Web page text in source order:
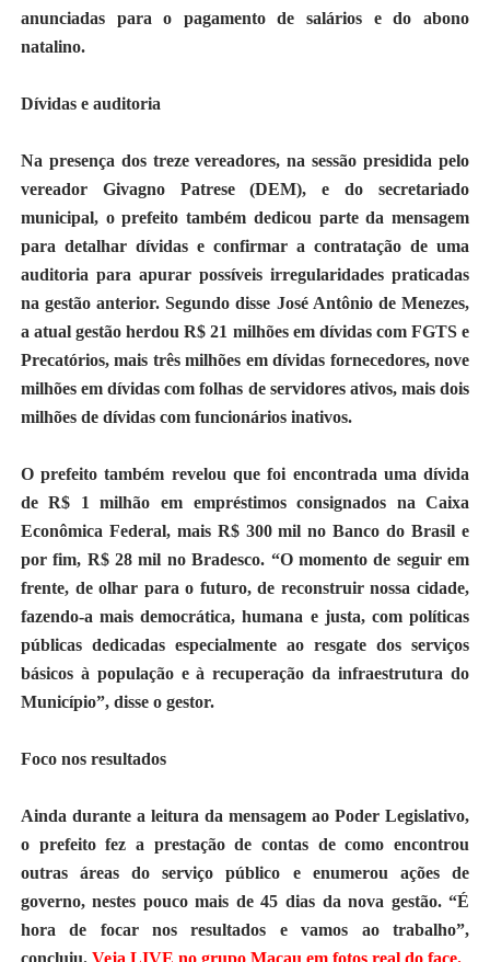
anunciadas para o pagamento de salários e do abono
natalino.
Dívidas e auditoria
Na presença dos treze vereadores, na sessão presidida pelo
vereador Givagno Patrese (DEM), e do secretariado
municipal, o prefeito também dedicou parte da mensagem
para detalhar dívidas e confirmar a contratação de uma
auditoria para apurar possíveis irregularidades praticadas
na gestão anterior. Segundo disse José Antônio de Menezes,
a atual gestão herdou R$ 21 milhões em dívidas com FGTS e
Precatórios, mais três milhões em dívidas fornecedores, nove
milhões em dívidas com folhas de servidores ativos, mais dois
milhões de dívidas com funcionários inativos.
O prefeito também revelou que foi encontrada uma dívida
de R$ 1 milhão em empréstimos consignados na Caixa
Econômica Federal, mais R$ 300 mil no Banco do Brasil e
por fim, R$ 28 mil no Bradesco. “O momento de seguir em
frente, de olhar para o futuro, de reconstruir nossa cidade,
fazendo-a mais democrática, humana e justa, com políticas
públicas dedicadas especialmente ao resgate dos serviços
básicos à população e à recuperação da infraestrutura do
Município”, disse o gestor.
Foco nos resultados
Ainda durante a leitura da mensagem ao Poder Legislativo,
o prefeito fez a prestação de contas de como encontrou
outras áreas do serviço público e enumerou ações de
governo, nestes pouco mais de 45 dias da nova gestão. “É
hora de focar nos resultados e vamos ao trabalho”,
concluiu. Veja LIVE no grupo Macau em fotos real do face.